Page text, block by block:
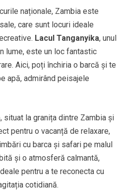
naționale, Zambia este
care sunt locuri ideale
Lacul Tanganyika, unul
lume, este un loc fantastic
Aici, poți închiria o barcă și te
apă, admirând peisajele
, situat la granița dintre Zambia și
pentru o vacanță de relaxare,
cu barca și safari pe malul
și o atmosferă calmantă,
pentru a te reconecta cu
cotidiană.